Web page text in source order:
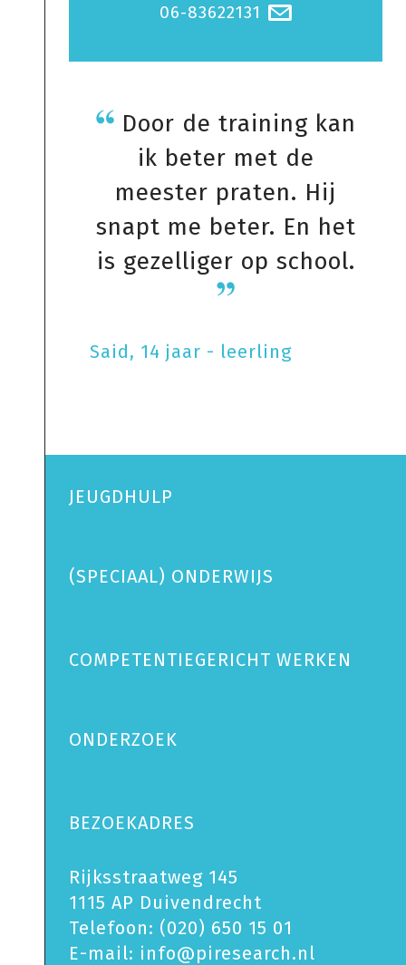
06-83622131 @
Door de training kan
ik beter met de
meester praten. Hij
snapt me beter. En het
is gezelliger op school.
Said, 14 jaar - leerling
JEUGDHULP
(SPECIAAL) ONDERWIJS
COMPETENTIEGERICHT WERKEN
ONDERZOEK
BEZOEKADRES
Rijksstraatweg 145
1115 AP Duivendrecht
Telefoon: (020) 650 15 01
E-mail: info@piresearch.nl